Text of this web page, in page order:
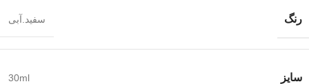
رنگ سفید.آبی
سایز 30ml